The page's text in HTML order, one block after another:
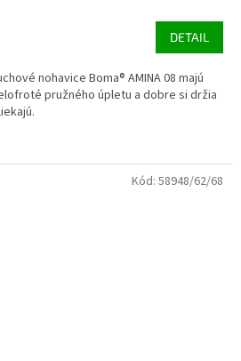
DETAIL
nohavice Boma® AMINA 08 majú
pružného úpletu a dobre si držia
Kód: 58948/62/68